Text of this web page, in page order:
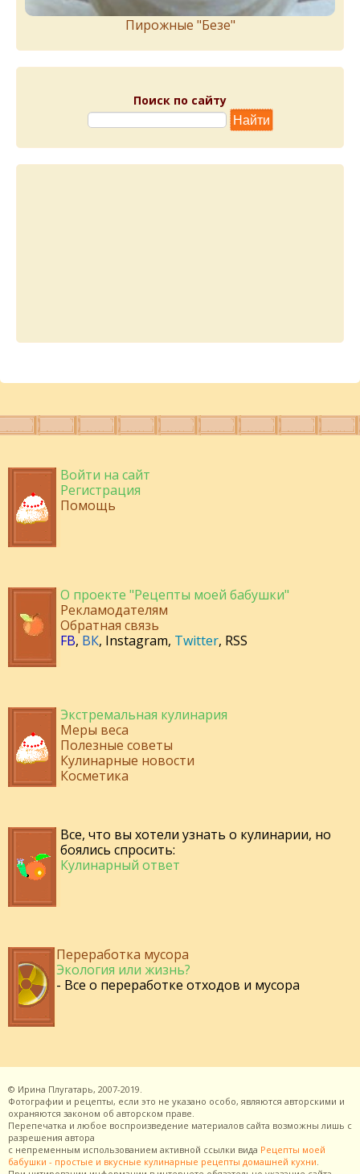
Пирожныe "Бeзe"
Поиск по сайту
Войти на сайт
Регистрация
Помощь
О проекте "Рецепты моей бабушки"
Рекламодателям
Обратная связь
FB, ВК, Instagram, Twitter, RSS
Экстремальная кулинария
Меры веса
Полезные советы
Кулинарные новости
Косметика
Все, что вы хотели узнать о кулинарии, но
боялись спросить:
Кулинарный ответ
Переработка мусора
Экология или жизнь?
- Все о переработке отходов и мусора
© Ирина Плугатарь, 2007-2019.
Фотографии и рецепты, если это не указано особо, являются авторскими и
охраняются законом об авторском праве.
Перепечатка и любое воспроизведение материалов сайта возможны лишь с
разрешения автора
с непременным использованием активной ссылки вида Рецепты моей
бабушки - простые и вкусные кулинарные рецепты домашней кухни